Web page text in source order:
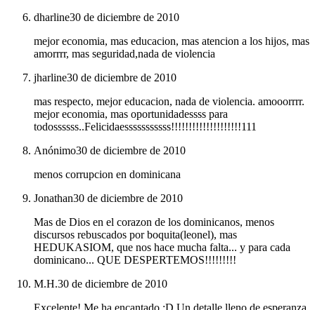
dharline30 de diciembre de 2010
mejor economia, mas educacion, mas atencion a los hijos, mas
amorrrr, mas seguridad,nada de violencia
jharline30 de diciembre de 2010
mas respecto, mejor educacion, nada de violencia. amooorrrr.
mejor economia, mas oportunidadessss para
todossssss..Felicidaesssssssssss!!!!!!!!!!!!!!!!!!!!111
Anónimo30 de diciembre de 2010
menos corrupcion en dominicana
Jonathan30 de diciembre de 2010
Mas de Dios en el corazon de los dominicanos, menos
discursos rebuscados por boquita(leonel), mas
HEDUKASIOM, que nos hace mucha falta... y para cada
dominicano... QUE DESPERTEMOS!!!!!!!!!
M.H.30 de diciembre de 2010
Excelente! Me ha encantado :D Un detalle lleno de esperanza